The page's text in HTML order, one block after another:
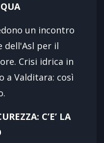
un incontro
dell'Asl per il
Crisi idrica in
a Valditara: così
C’E’ LA